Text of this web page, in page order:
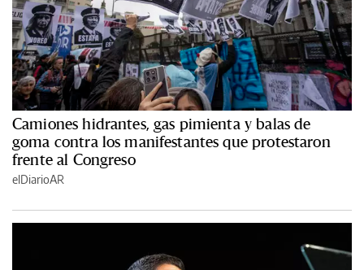
Camiones hidrantes, gas pimienta y balas de
goma contra los manifestantes que protestaron
frente al Congreso
elDiarioAR